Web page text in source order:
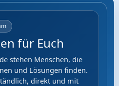
für Euch
stehen Menschen, die
und Lösungen finden.
direkt und mit